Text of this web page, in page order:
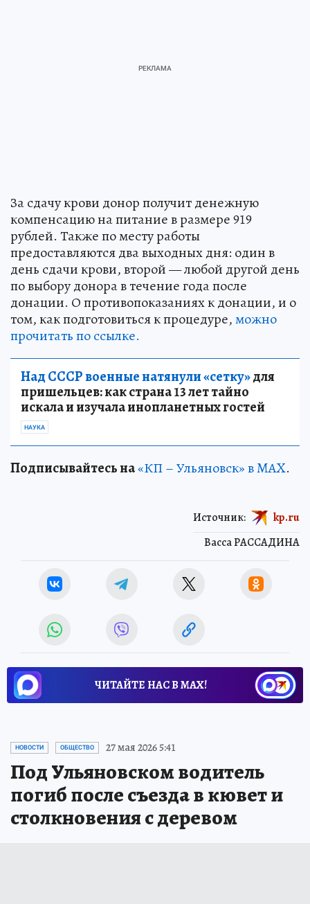
За сдачу крови донор получит денежную
компенсацию на питание в размере 919
рублей. Также по месту работы
предоставляются два выходных дня: один в
день сдачи крови, второй — любой другой день
по выбору донора в течение года после
донации. О противопоказаниях к донации, и о
том, как подготовиться к процедуре,можно
прочитать по ссылке.
Над СССР военные натянули «сетку»для
пришельцев: как страна 13 лет тайно
искала и изучала инопланетных гостей
НАУКА
Подписывайтесь на«КП – Ульяновск» в MAX.
Васса РАССАДИНА
Источник: kp.ru
ЧИТАЙТЕ НАС В МАХ!
НОВОСТИ ОБЩЕСТВО 27 мая 2026 5:41
Под Ульяновском водитель
погиб после съезда в кювет и
столкновения с деревом